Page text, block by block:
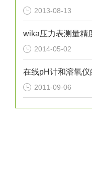
2013-08-13
2014-05-02
2011-09-06